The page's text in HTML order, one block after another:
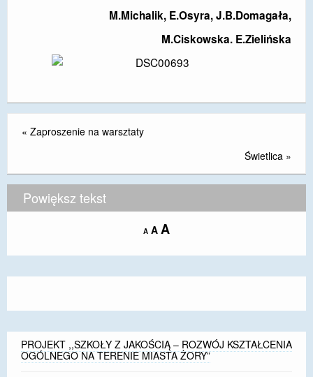
M.Michalik, E.Osyra, J.B.Domagała,
M.Ciskowska. E.Zielińska
« Zaproszenie na warsztaty
Świetlica »
Powiększ tekst
A Decrease
size.
A Reset
size.
AIncrease
size.
PROJEKT ,,SZKOŁY Z JAKOŚCIĄ – ROZWÓJ KSZTAŁCENIA
OGÓLNEGO NA TERENIE MIASTA ŻORY”